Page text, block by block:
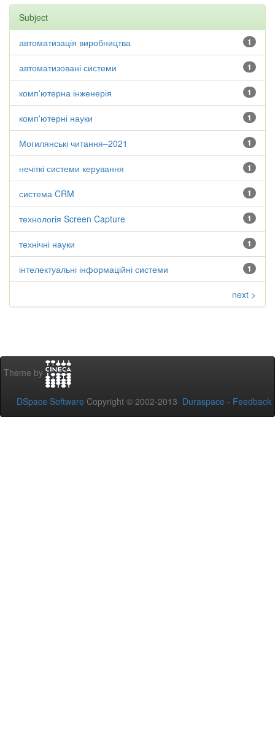
Subject
1
автоматизація виробництва
1
автоматизовані системи
1
комп'ютерна інженерія
1
комп'ютерні науки
1
Могилянські читання–2021
1
нечіткі системи керування
1
система CRM
1
технологія Screen Capture
1
технічні науки
1
інтелектуальні інформаційні системи
next >
Theme by
DSpace Software Copyright © 2002-2013 Duraspace - Feedback